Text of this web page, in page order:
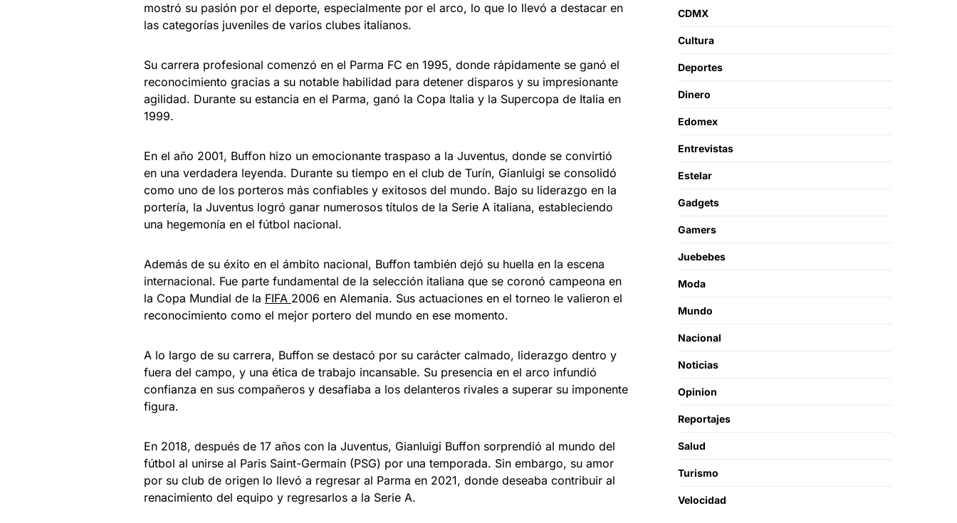
mostró su pasión por el deporte, especialmente por el arco, lo que lo llevó a destacar en
las categorías juveniles de varios clubes italianos.
Su carrera profesional comenzó en el Parma FC en 1995, donde rápidamente se ganó el
reconocimiento gracias a su notable habilidad para detener disparos y su impresionante
agilidad. Durante su estancia en el Parma, ganó la Copa Italia y la Supercopa de Italia en
1999.
En el año 2001, Buffon hizo un emocionante traspaso a la Juventus, donde se convirtió
en una verdadera leyenda. Durante su tiempo en el club de Turín, Gianluigi se consolidó
como uno de los porteros más confiables y exitosos del mundo. Bajo su liderazgo en la
portería, la Juventus logró ganar numerosos títulos de la Serie A italiana, estableciendo
una hegemonía en el fútbol nacional.
Además de su éxito en el ámbito nacional, Buffon también dejó su huella en la escena
internacional. Fue parte fundamental de la selección italiana que se coronó campeona en
la Copa Mundial de la FIFA 2006 en Alemania. Sus actuaciones en el torneo le valieron el
reconocimiento como el mejor portero del mundo en ese momento.
A lo largo de su carrera, Buffon se destacó por su carácter calmado, liderazgo dentro y
fuera del campo, y una ética de trabajo incansable. Su presencia en el arco infundió
confianza en sus compañeros y desafiaba a los delanteros rivales a superar su imponente
figura.
En 2018, después de 17 años con la Juventus, Gianluigi Buffon sorprendió al mundo del
fútbol al unirse al Paris Saint-Germain (PSG) por una temporada. Sin embargo, su amor
por su club de origen lo llevó a regresar al Parma en 2021, donde deseaba contribuir al
renacimiento del equipo y regresarlos a la Serie A.
CDMX
Cultura
Deportes
Dinero
Edomex
Entrevistas
Estelar
Gadgets
Gamers
Juebebes
Moda
Mundo
Nacional
Noticias
Opinion
Reportajes
Salud
Turismo
Velocidad